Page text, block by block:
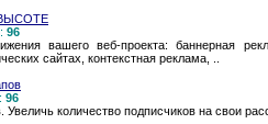
ВЫСОТЕ
96
вашего веб-проекта: баннерная
сайтах, контекстная реклама, ..
96
количество подписчиков на свои